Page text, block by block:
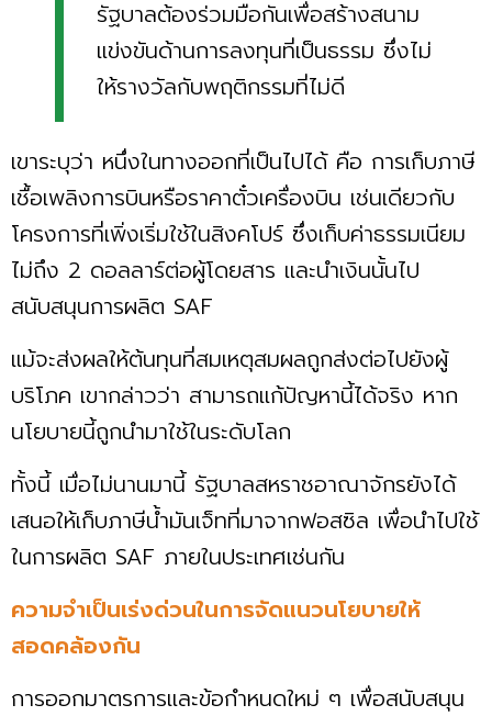
รัฐบาลต้องร่วมมือกันเพื่อสร้างสนาม
แข่งขันด้านการลงทุนที่เป็นธรรม ซึ่งไม่
ให้รางวัลกับพฤติกรรมที่ไม่ดี
เขาระบุว่า หนึ่งในทางออกที่เป็นไปได้ คือ การเก็บภาษี
เชื้อเพลิงการบินหรือราคาตั๋วเครื่องบิน เช่นเดียวกับ
โครงการที่เพิ่งเริ่มใช้ในสิงคโปร์ ซึ่งเก็บค่าธรรมเนียม
ไม่ถึง 2 ดอลลาร์ต่อผู้โดยสาร และนำเงินนั้นไป
สนับสนุนการผลิต SAF
แม้จะส่งผลให้ต้นทุนที่สมเหตุสมผลถูกส่งต่อไปยังผู้
บริโภค เขากล่าวว่า สามารถแก้ปัญหานี้ได้จริง หาก
นโยบายนี้ถูกนำมาใช้ในระดับโลก
ทั้งนี้ เมื่อไม่นานมานี้ รัฐบาลสหราชอาณาจักรยังได้
เสนอให้เก็บภาษีน้ำมันเจ็ทที่มาจากฟอสซิล เพื่อนำไปใช้
ในการผลิต SAF ภายในประเทศเช่นกัน
ความจำเป็นเร่งด่วนในการจัดแนวนโยบายให้
สอดคล้องกัน
การออกมาตรการและข้อกำหนดใหม่ ๆ เพื่อสนับสนุน